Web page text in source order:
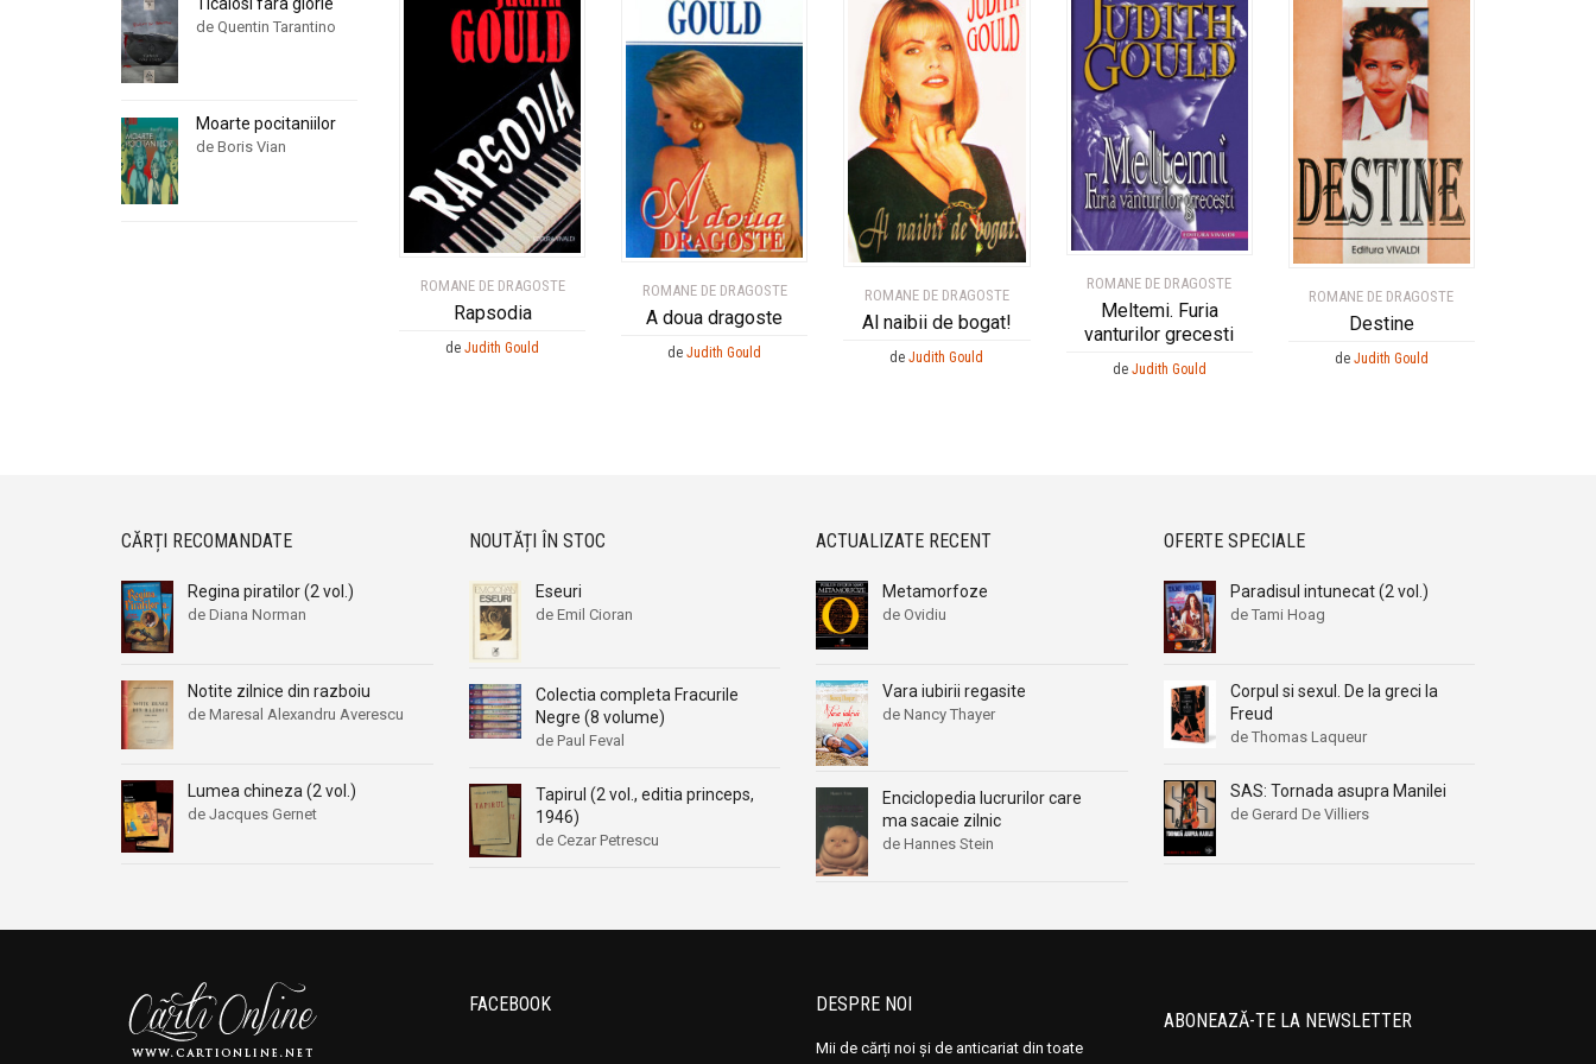
ROMANE DE DRAGOSTE
Rapsodia
deJudith Gould
ROMANE DE DRAGOSTE
A doua dragoste
deJudith Gould
ROMANE DE DRAGOSTE
Al naibii de bogat!
deJudith Gould
ROMANE DE DRAGOSTE
Meltemi. Furia
vanturilor grecesti
de Judith Gould
ROMANE DE DRAGOSTE
Destine
de Judith Gould
de Quentin Tarantino
Moarte pocitaniilor
de Boris Vian
CĂRȚI RECOMANDATE
Regina piratilor (2 vol.)
de Diana Norman
Notite zilnice din razboiu
de Maresal Alexandru Averescu
Lumea chineza (2 vol.)
de Jacques Gernet
NOUTĂȚI ÎN STOC
Eseuri
de Emil Cioran
Colectia completa Fracurile
Negre (8 volume)
de Paul Feval
Tapirul (2 vol., editia princeps,
1946)
de Cezar Petrescu
ACTUALIZATE RECENT
Metamorfoze
de Ovidiu
Vara iubirii regasite
de Nancy Thayer
Enciclopedia lucrurilor care
ma sacaie zilnic
de Hannes Stein
OFERTE SPECIALE
Paradisul intunecat (2 vol.)
de Tami Hoag
Corpul si sexul. De la greci la
Freud
de Thomas Laqueur
SAS: Tornada asupra Manilei
de Gerard De Villiers
FACEBOOK DESPRE NOI
Mii de cărți noi și de anticariat din toate
ABONEAZĂ-TE LA NEWSLETTER